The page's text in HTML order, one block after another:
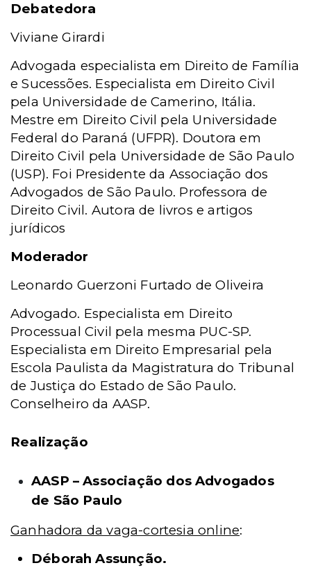
Debatedora
Viviane Girardi
Advogada especialista em Direito de Família
e Sucessões. Especialista em Direito Civil
pela Universidade de Camerino, Itália.
Mestre em Direito Civil pela Universidade
Federal do Paraná (UFPR). Doutora em
Direito Civil pela Universidade de São Paulo
(USP). Foi Presidente da Associação dos
Advogados de São Paulo. Professora de
Direito Civil. Autora de livros e artigos
jurídicos
Moderador
Leonardo Guerzoni Furtado de Oliveira
Advogado. Especialista em Direito
Processual Civil pela mesma PUC-SP.
Especialista em Direito Empresarial pela
Escola Paulista da Magistratura do Tribunal
de Justiça do Estado de São Paulo.
Conselheiro da AASP.
Realização
AASP – Associação dos Advogados
de São Paulo
Ganhadora da vaga-cortesia online:
Déborah Assunção.